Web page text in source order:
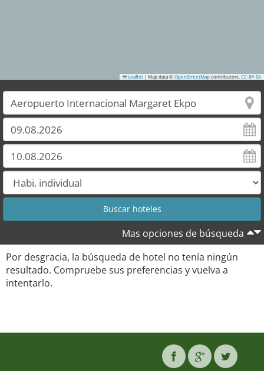
Leaflet | Map data © OpenStreetMap contributors, CC-BY-SA
Mas opciones de búsqueda
Por desgracia, la búsqueda de hotel no tenía ningún
resultado. Compruebe sus preferencias y vuelva a
intentarlo.